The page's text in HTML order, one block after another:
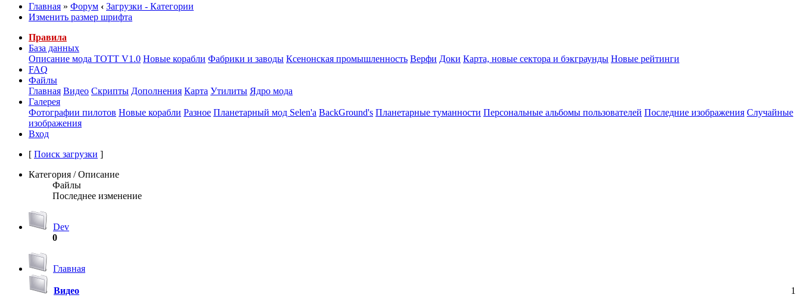
Главная » Форум ‹ Загрузки - Категории
Изменить размер шрифта
Правила
База данных
Описание мода ТОТТ V1.0 Новые корабли Фабрики и заводы Ксенонская промышленность Верфи Доки Карта, новые сектора и бэкграунды Новые рейтинги
FAQ
Файлы
Главная Видео Скрипты Дополнения Карта Утилиты Ядро мода
Галерея
Фотографии пилотов Новые корабли Разное Планетарный мод Selen'a BackGround's Планетарные туманности Персональные альбомы пользователей Последние изображения Случайные
изображения
Вход
[ Поиск загрузки ]
Категория / Описание
Файлы
Последнее изменение
Dev
0
Главная
Видео 1